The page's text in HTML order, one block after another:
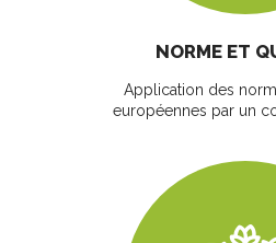
NORME ET
Application des
européennes par un